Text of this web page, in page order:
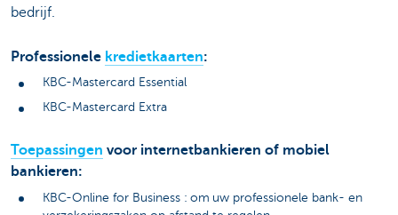
bedrijf.
Professionele kredietkaarten:
KBC-Mastercard Essential
KBC-Mastercard Extra
Toepassingen voor internetbankieren of mobiel
bankieren:
KBC-Online for Business : om uw professionele bank- en